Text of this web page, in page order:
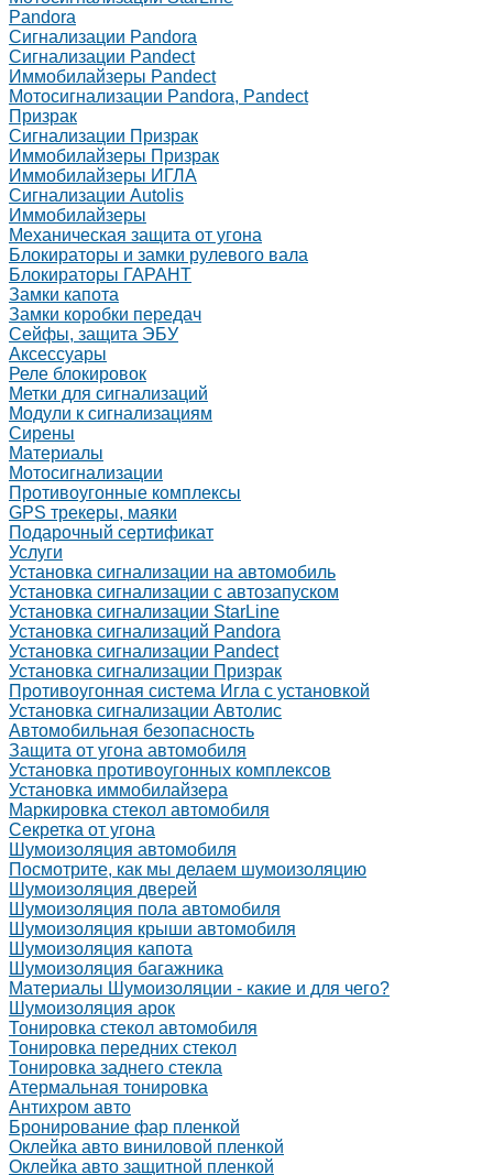
Pandora
Сигнализации Pandora
Сигнализации Pandect
Иммобилайзеры Pandect
Мотосигнализации Pandora, Pandect
Призрак
Сигнализации Призрак
Иммобилайзеры Призрак
Иммобилайзеры ИГЛА
Сигнализации Autolis
Иммобилайзеры
Механическая защита от угона
Блокираторы и замки рулевого вала
Блокираторы ГАРАНТ
Замки капота
Замки коробки передач
Сейфы, защита ЭБУ
Аксессуары
Реле блокировок
Метки для сигнализаций
Модули к сигнализациям
Сирены
Материалы
Мотосигнализации
Противоугонные комплексы
GPS трекеры, маяки
Подарочный сертификат
Услуги
Установка сигнализации на автомобиль
Установка сигнализации с автозапуском
Установка сигнализации StarLine
Установка сигнализаций Pandora
Установка сигнализации Pandect
Установка сигнализации Призрак
Противоугонная система Игла с установкой
Установка сигнализации Автолис
Автомобильная безопасность
Защита от угона автомобиля
Установка противоугонных комплексов
Установка иммобилайзера
Маркировка стекол автомобиля
Секретка от угона
Шумоизоляция автомобиля
Посмотрите, как мы делаем шумоизоляцию
Шумоизоляция дверей
Шумоизоляция пола автомобиля
Шумоизоляция крыши автомобиля
Шумоизоляция капота
Шумоизоляция багажника
Материалы Шумоизоляции - какие и для чего?
Шумоизоляция арок
Тонировка стекол автомобиля
Тонировка передних стекол
Тонировка заднего стекла
Атермальная тонировка
Антихром авто
Бронирование фар пленкой
Оклейка авто виниловой пленкой
Оклейка авто защитной пленкой